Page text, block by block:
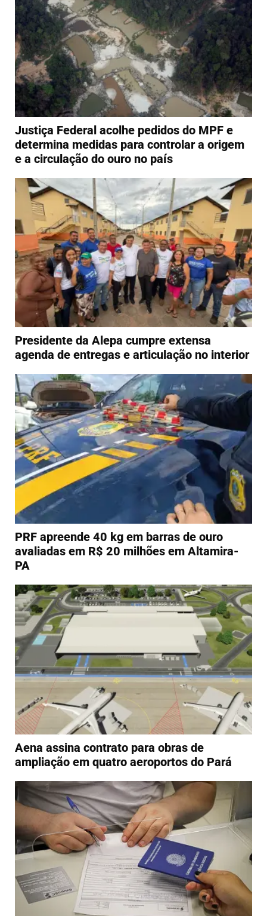
Justiça Federal acolhe pedidos do MPF e
determina medidas para controlar a origem
e a circulação do ouro no país
Presidente da Alepa cumpre extensa
agenda de entregas e articulação no interior
PRF apreende 40 kg em barras de ouro
avaliadas em R$ 20 milhões em Altamira-
PA
Aena assina contrato para obras de
ampliação em quatro aeroportos do Pará